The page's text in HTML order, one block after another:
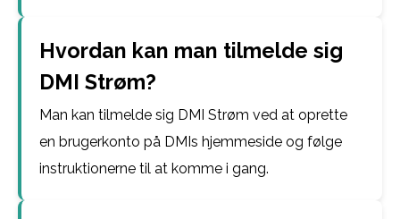
Hvordan kan man tilmelde sig
DMI Strøm?
Man kan tilmelde sig DMI Strøm ved at oprette
en brugerkonto på DMIs hjemmeside og følge
instruktionerne til at komme i gang.